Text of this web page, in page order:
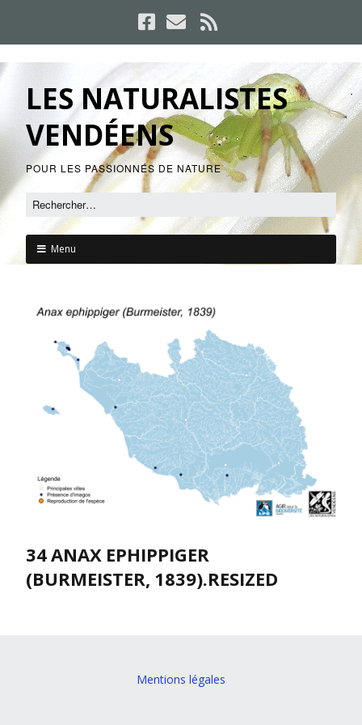
LES NATURALISTES
VENDÉENS
POUR LES PASSIONNÉS DE NATURE
Menu
34 ANAX EPHIPPIGER
(BURMEISTER, 1839).RESIZED
Mentions légales